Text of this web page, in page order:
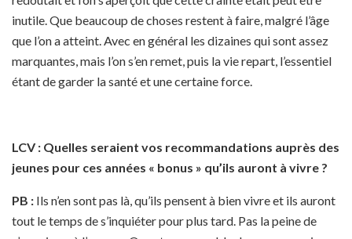
inutile. Que beaucoup de choses restent à faire, malgré l’âge
que l’on a atteint. Avec en général les dizaines qui sont assez
marquantes, mais l’on s’en remet, puis la vie repart, l’essentiel
étant de garder la santé et une certaine force.
LCV : Quelles seraient vos recommandations auprès des
jeunes pour ces années « bonus » qu’ils auront à vivre ?
PB : Ils n’en sont pas là, qu’ils pensent à bien vivre et ils auront
tout le temps de s’inquiéter pour plus tard. Pas la peine de